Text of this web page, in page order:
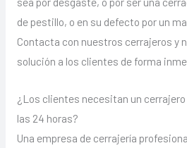
de pestillo, o en su defecto por un
Contacta con nuestros cerrajeros y
solución a los clientes de forma
¿Los clientes necesitan un
las 24 horas?
Una empresa de cerrajería